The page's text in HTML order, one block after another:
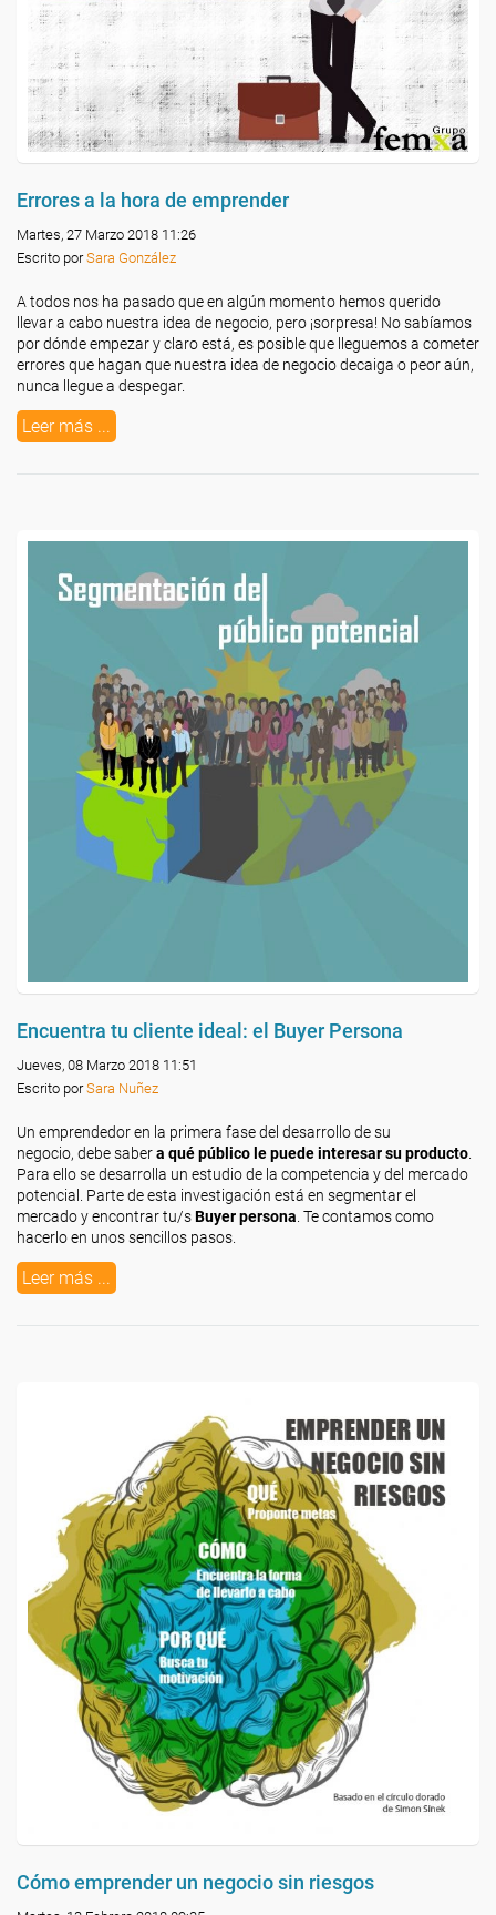
Errores a la hora de emprender
Martes, 27 Marzo 2018 11:26
Escrito porSara González
A todos nos ha pasado que en algún momento hemos querido
llevar a cabo nuestra idea de negocio, pero ¡sorpresa! No sabíamos
por dónde empezar y claro está, es posible que lleguemos a cometer
errores que hagan que nuestra idea de negocio decaiga o peor aún,
nunca llegue a despegar.
Leer más ...
Encuentra tu cliente ideal: el Buyer Persona
Jueves, 08 Marzo 2018 11:51
Escrito porSara Nuñez
Un emprendedor en la primera fase del desarrollo de su
negocio, debe sabera qué público le puede interesar su producto
Para ello se desarrolla un estudio de la competencia y del mercado
potencial. Parte de esta investigación está en segmentar el
mercado y encontrar tu/sBuyer persona . Te contamos como
hacerlo en unos sencillos pasos.
Leer más ...
Cómo emprender un negocio sin riesgos